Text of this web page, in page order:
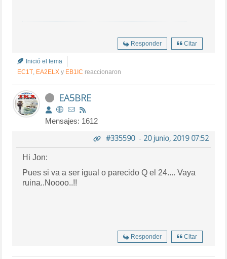
Responder Citar
Inició el tema
EC1T, EA2ELX y EB1IC reaccionaron
EA5BRE
Mensajes: 1612
#335590- 20 junio, 2019 07:52
Hi Jon:
Pues si va a ser igual o parecido Q el 24.... Vaya
ruina..Noooo..!!
Responder Citar